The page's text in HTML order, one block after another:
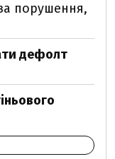
порушення,
дефолт